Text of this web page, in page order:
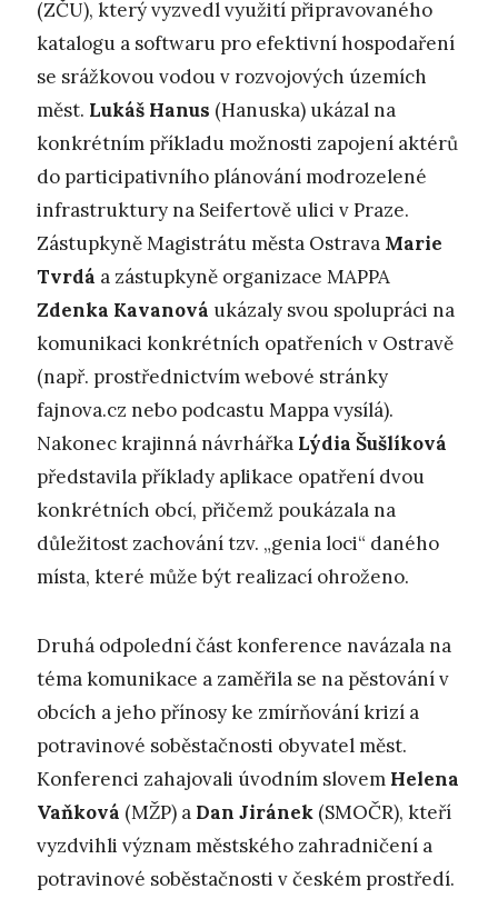
(ZČU), který vyzvedl využití připravovaného
katalogu a softwaru pro efektivní hospodaření
se srážkovou vodou v rozvojových územích
měst. Lukáš Hanus (Hanuska) ukázal na
konkrétním příkladu možnosti zapojení aktérů
do participativního plánování modrozelené
infrastruktury na Seifertově ulici v Praze.
Zástupkyně Magistrátu města Ostrava Marie
Tvrdá a zástupkyně organizace MAPPA
Zdenka Kavanová ukázaly svou spolupráci na
komunikaci konkrétních opatřeních v Ostravě
(např. prostřednictvím webové stránky
fajnova.cz nebo podcastu Mappa vysílá).
Nakonec krajinná návrhářka Lýdia Šušlíková
představila příklady aplikace opatření dvou
konkrétních obcí, přičemž poukázala na
důležitost zachování tzv. „genia loci“ daného
místa, které může být realizací ohroženo.
Druhá odpolední část konference navázala na
téma komunikace a zaměřila se na pěstování v
obcích a jeho přínosy ke zmírňování krizí a
potravinové soběstačnosti obyvatel měst.
Konferenci zahajovali úvodním slovem Helena
Vaňková (MŽP) a Dan Jiránek (SMOČR), kteří
vyzdvihli význam městského zahradničení a
potravinové soběstačnosti v českém prostředí.